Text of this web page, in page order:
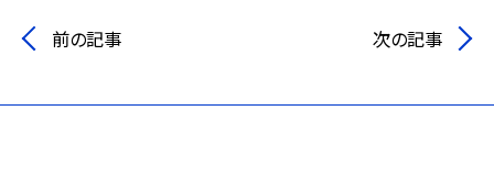
前の記事 次の記事